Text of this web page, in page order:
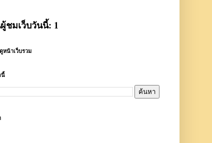
ชมเว็บวันนี้: 1
หน้าเว็บรวม
นี้